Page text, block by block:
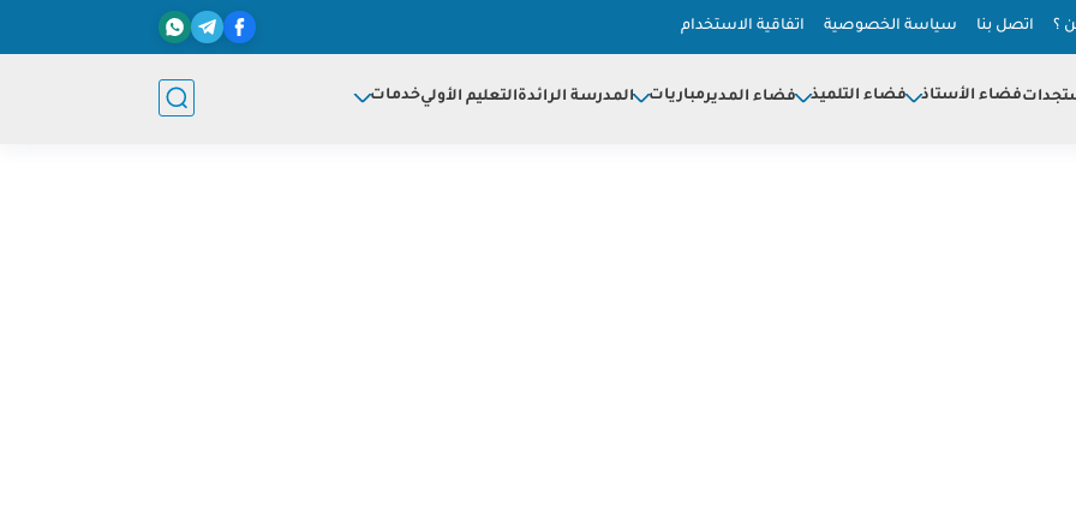
؟ اتصل بنا سياسة الخصوصية اتفاقية الاستخدام
فضاء الأستاذ فضاء التلميذ فضاء المديرمباريات المدرسة الرائدةالتعليم الأوليخدمات